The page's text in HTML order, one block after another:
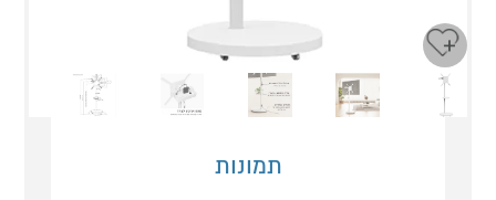
תמונות